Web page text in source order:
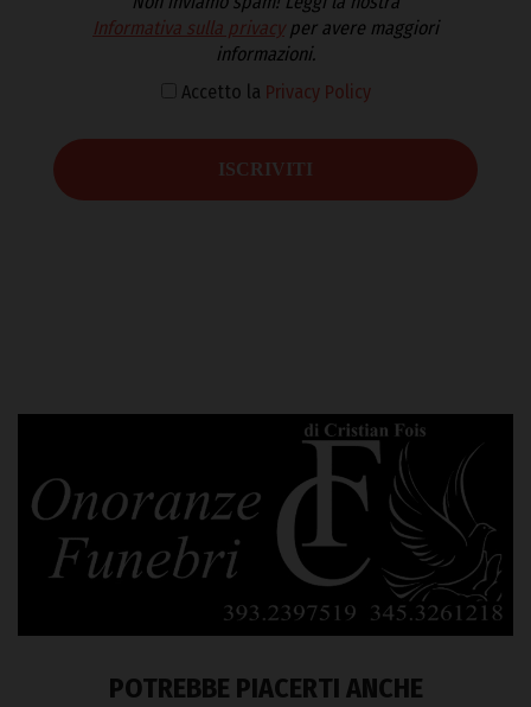
Informativa sulla privacyper avere maggiori
informazioni.
Accetto la Privacy Policy
POTREBBE PIACERTI ANCHE